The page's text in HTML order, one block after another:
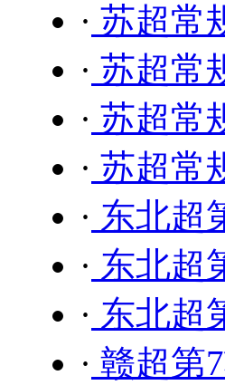
· 苏超常
· 苏超常
· 苏超常
· 苏超常
· 东北超
· 东北超
· 东北超
· 赣超第